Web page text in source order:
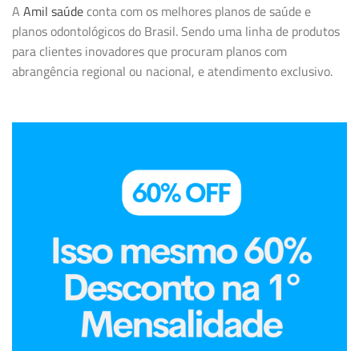
A Amil saúde conta com os melhores planos de saúde e
planos odontológicos do Brasil. Sendo uma linha de produtos
para clientes inovadores que procuram planos com
abrangência regional ou nacional, e atendimento exclusivo.